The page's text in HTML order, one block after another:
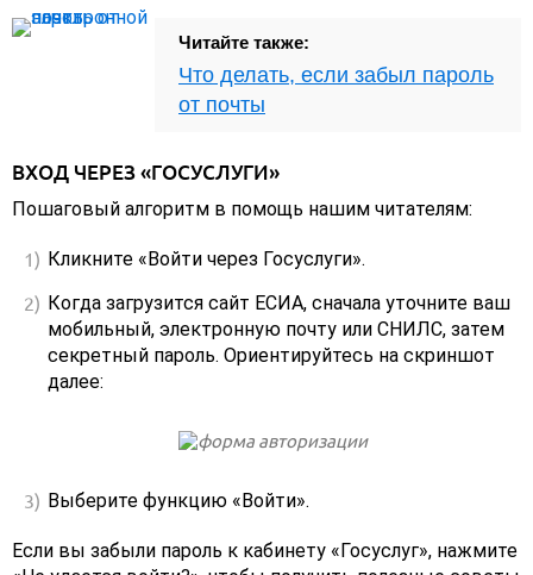
Читайте также:
Что делать, если забыл пароль
от почты
ВХОД ЧЕРЕЗ «ГОСУСЛУГИ»
Пошаговый алгоритм в помощь нашим читателям:
Кликните «Войти через Госуслуги».
Когда загрузится сайт ЕСИА, сначала уточните ваш
мобильный, электронную почту или СНИЛС, затем
секретный пароль. Ориентируйтесь на скриншот
далее:
Выберите функцию «Войти».
Если вы забыли пароль к кабинету «Госуслуг», нажмите